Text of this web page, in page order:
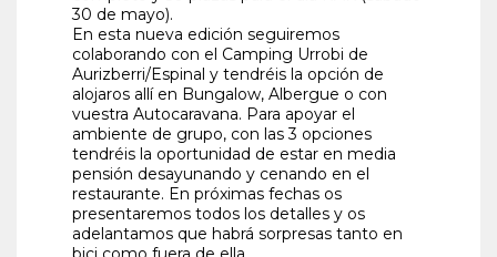
30 de mayo).
En esta nueva edición seguiremos
colaborando con el Camping Urrobi de
Aurizberri/Espinal y tendréis la opción de
alojaros allí en Bungalow, Albergue o con
vuestra Autocaravana. Para apoyar el
ambiente de grupo, con las 3 opciones
tendréis la oportunidad de estar en media
pensión desayunando y cenando en el
restaurante. En próximas fechas os
presentaremos todos los detalles y os
adelantamos que habrá sorpresas tanto en